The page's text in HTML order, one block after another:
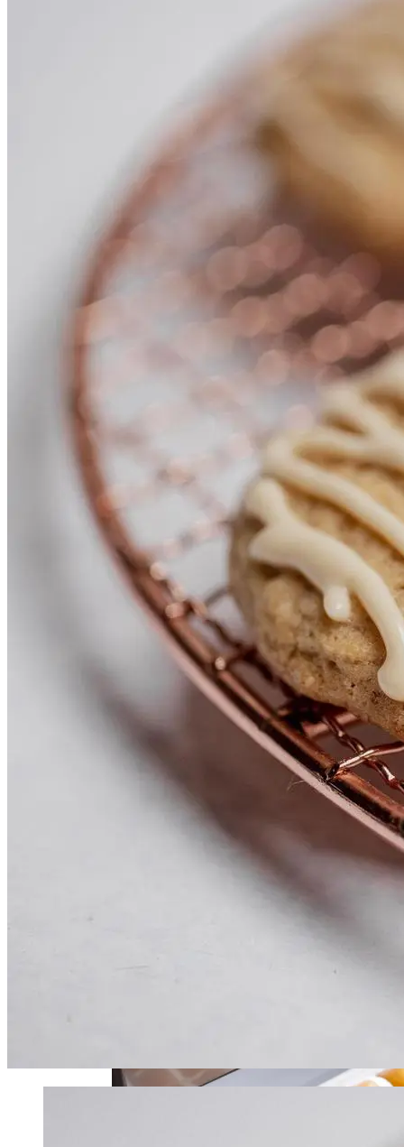
Происхождении Птитима И Делимся
Классическим Рецептом.
Даже «безопасные» Продукты Могут
Испортить Детский Желудок —
Рассказываем, Какие Из Них Лучше
Никогда Не Давать Детям.
Все Мы Знаем О Пользе Авокадо —
Самого Любимого И Популярного